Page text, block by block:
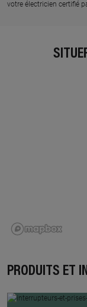
votre électricien certifié
PRODUITS ET